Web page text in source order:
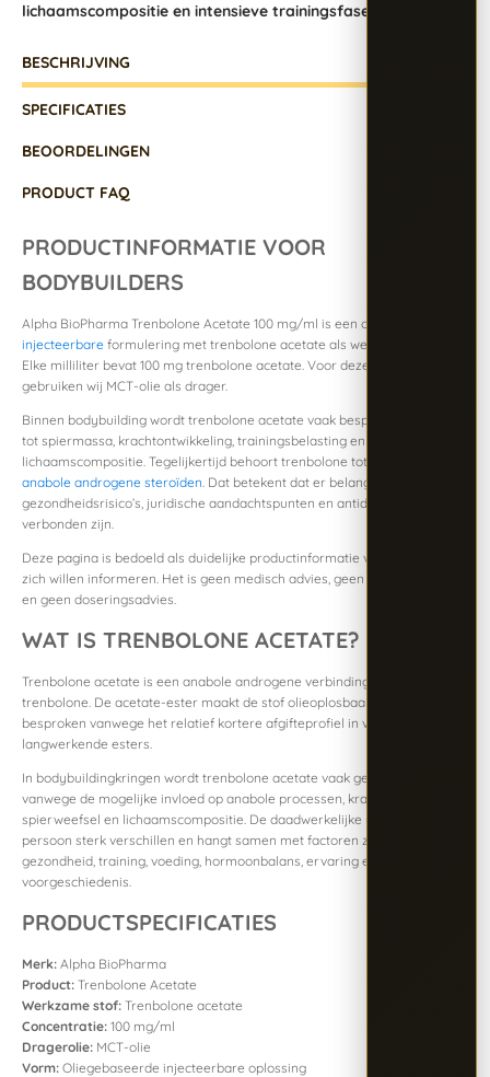
lichaamscompositie en intensieve trainingsfases.
BESCHRIJVING
SPECIFICATIES
BEOORDELINGEN
PRODUCT FAQ
PRODUCTINFORMATIE VOOR
BODYBUILDERS
Alpha BioPharma Trenbolone Acetate 100 mg/ml is een oliegebaseerde
injecteerbare formulering met trenbolone acetate als werkzame stof.
Elke milliliter bevat 100 mg trenbolone acetate. Voor deze formulering
gebruiken wij MCT-olie als drager.
Binnen bodybuilding wordt trenbolone acetate vaak besproken in relatie
tot spiermassa, krachtontwikkeling, trainingsbelasting en algemene
lichaamscompositie. Tegelijkertijd behoort trenbolone tot de groep
anabole androgene steroïden. Dat betekent dat er belangrijke
gezondheidsrisico’s, juridische aandachtspunten en antidopingregels aan
verbonden zijn.
Deze pagina is bedoeld als duidelijke productinformatie voor sporters die
zich willen informeren. Het is geen medisch advies, geen gebruiksadvies
en geen doseringsadvies.
WAT IS TRENBOLONE ACETATE?
Trenbolone acetate is een anabole androgene verbinding op basis van
trenbolone. De acetate-ester maakt de stof olieoplosbaar en wordt vaak
besproken vanwege het relatief kortere afgifteprofiel in vergelijking met
langwerkende esters.
In bodybuildingkringen wordt trenbolone acetate vaak genoemd
vanwege de mogelijke invloed op anabole processen, krachtbeleving,
spierweefsel en lichaamscompositie. De daadwerkelijke reactie kan per
persoon sterk verschillen en hangt samen met factoren zoals
gezondheid, training, voeding, hormoonbalans, ervaring en medische
voorgeschiedenis.
PRODUCTSPECIFICATIES
Merk: Alpha BioPharma
Product: Trenbolone Acetate
Werkzame stof: Trenbolone acetate
Concentratie: 100 mg/ml
Dragerolie: MCT-olie
Vorm: Oliegebaseerde injecteerbare oplossing